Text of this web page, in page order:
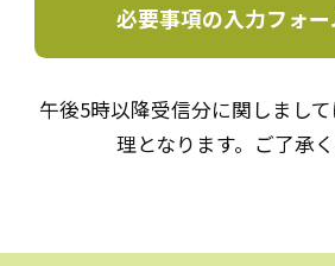
必要事項の入力フォ
午後5時以降受信分に関しまし
理となります。ご了承く